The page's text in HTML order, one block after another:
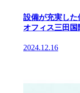
設備が充実し
オフィス三田国
2024.12.16